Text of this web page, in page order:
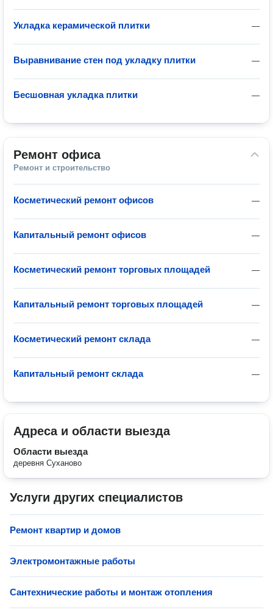
—
Укладка керамической плитки
—
Выравнивание стен под укладку плитки
—
Бесшовная укладка плитки
Ремонт офиса
Ремонт и строительство
—
Косметический ремонт офисов
—
Капитальный ремонт офисов
—
Косметический ремонт торговых площадей
—
Капитальный ремонт торговых площадей
—
Косметический ремонт склада
—
Капитальный ремонт склада
Адреса и области выезда
Области выезда
деревня Суханово
Услуги других специалистов
Ремонт квартир и домов
Электромонтажные работы
Сантехнические работы и монтаж отопления